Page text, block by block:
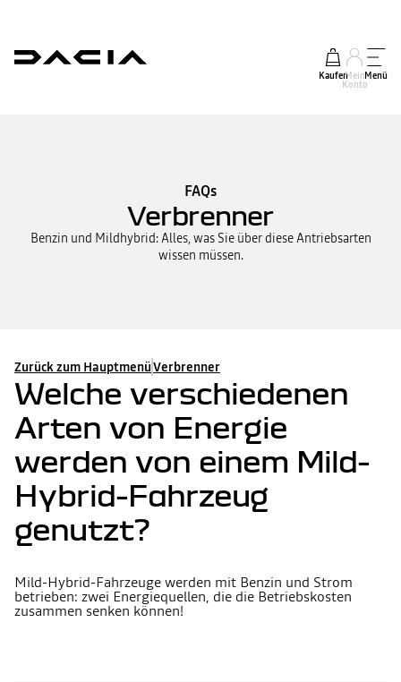
KaufenMein
Konto
Menü
FAQs
Verbrenner
Benzin und Mildhybrid: Alles, was Sie über diese Antriebsarten
wissen müssen.
Zurück zum HauptmenüVerbrenner
Welche verschiedenen
Arten von Energie
werden von einem Mild-
Hybrid-Fahrzeug
genutzt?
Mild-Hybrid-Fahrzeuge werden mit Benzin und Strom
betrieben: zwei Energiequellen, die die Betriebskosten
zusammen senken können!